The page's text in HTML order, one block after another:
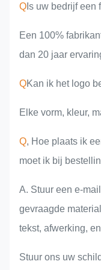
Q Is uw bedrijf een
Een 100%
dan 20 jaar
QKan ik het logo
Elke vorm, kleur,
Q, Hoe plaats ik
moet ik bij
A. Stuur een e-
gevraagde
tekst, afwerking,
Stuur ons uw